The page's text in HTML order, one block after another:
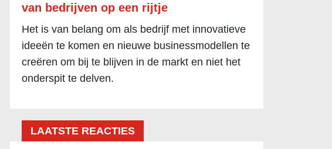
van bedrijven op een rijtje
Het is van belang om als bedrijf met innovatieve
ideeën te komen en nieuwe businessmodellen te
creëren om bij te blijven in de markt en niet het
onderspit te delven.
LAATSTE REACTIES